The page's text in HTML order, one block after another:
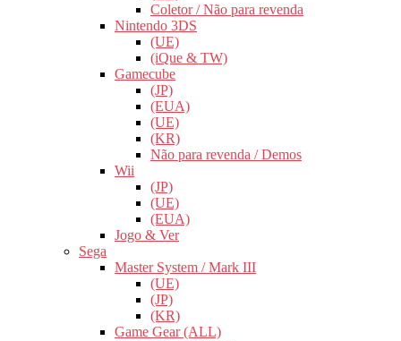
Coletor / Não para revenda
Nintendo 3DS
(UE)
(iQue & TW)
Gamecube
(JP)
(EUA)
(UE)
(KR)
Não para revenda / Demos
Wii
(JP)
(UE)
(EUA)
Jogo & Ver
Sega
Master System / Mark III
(UE)
(JP)
(KR)
Game Gear (ALL)